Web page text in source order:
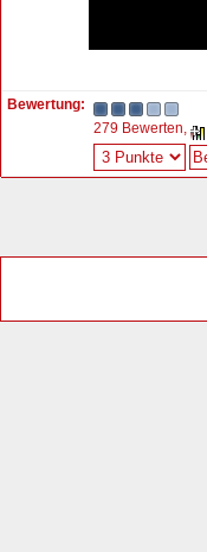
Bewertung:
279 Bewerten,